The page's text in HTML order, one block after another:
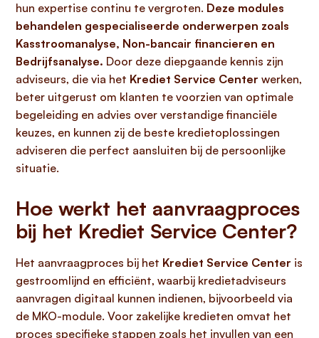
hun expertise continu te vergroten. Deze modules
behandelen gespecialiseerde onderwerpen zoals
Kasstroomanalyse, Non-bancair financieren en
Bedrijfsanalyse. Door deze diepgaande kennis zijn
adviseurs, die via het Krediet Service Center werken,
beter uitgerust om klanten te voorzien van optimale
begeleiding en advies over verstandige financiële
keuzes, en kunnen zij de beste kredietoplossingen
adviseren die perfect aansluiten bij de persoonlijke
situatie.
Hoe werkt het aanvraagproces
bij het Krediet Service Center?
Het aanvraagproces bij het Krediet Service Center is
gestroomlijnd en efficiënt, waarbij kredietadviseurs
aanvragen digitaal kunnen indienen, bijvoorbeeld via
de MKO-module. Voor zakelijke kredieten omvat het
proces specifieke stappen zoals het invullen van een